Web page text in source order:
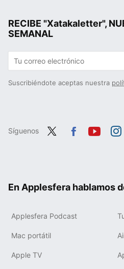
RECIBE "Xatakaletter",
SEMANAL
Suscribiéndote aceptas nuestra
Síguenos
En Applesfera hablamos
Applesfera Podcast
Mac portátil
Apple TV